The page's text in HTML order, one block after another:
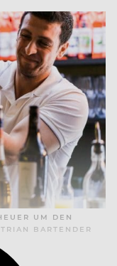
UM DEN
BARTENDER